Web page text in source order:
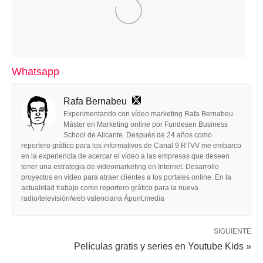
Whatsapp
Rafa Bernabeu
Experimentando con vídeo marketing Rafa Bernabeu.
Máster en Marketing online por Fundesen Business
School de Alicante. Después de 24 años como
reportero gráfico para los informativos de Canal 9 RTVV me embarco
en la experiencia de acercar el vídeo a las empresas que deseen
tener una estrategia de videomarketing en Internet. Desarrollo
proyectos en vídeo para atraer clientes a los portales online. En la
actualidad trabajo como reportero gráfico para la nueva
radio/televisión/web valenciana Àpunt.media
SIGUIENTE
Películas gratis y series en Youtube Kids »